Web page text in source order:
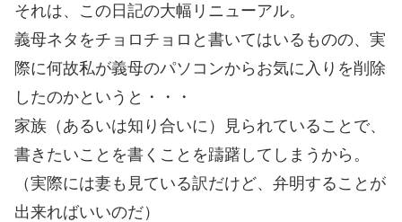
それは、この日記の大幅リニューアル。
義母ネタをチョロチョロと書いてはいるものの、実
際に何故私が義母のパソコンからお気に入りを削除
したのかというと・・・
家族（あるいは知り合いに）見られていることで、
書きたいことを書くことを躊躇してしまうから。
（実際には妻も見ている訳だけど、弁明することが
出来ればいいのだ）